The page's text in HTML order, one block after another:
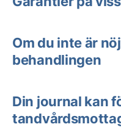
Om du inte är
behandlingen
Din journal kan